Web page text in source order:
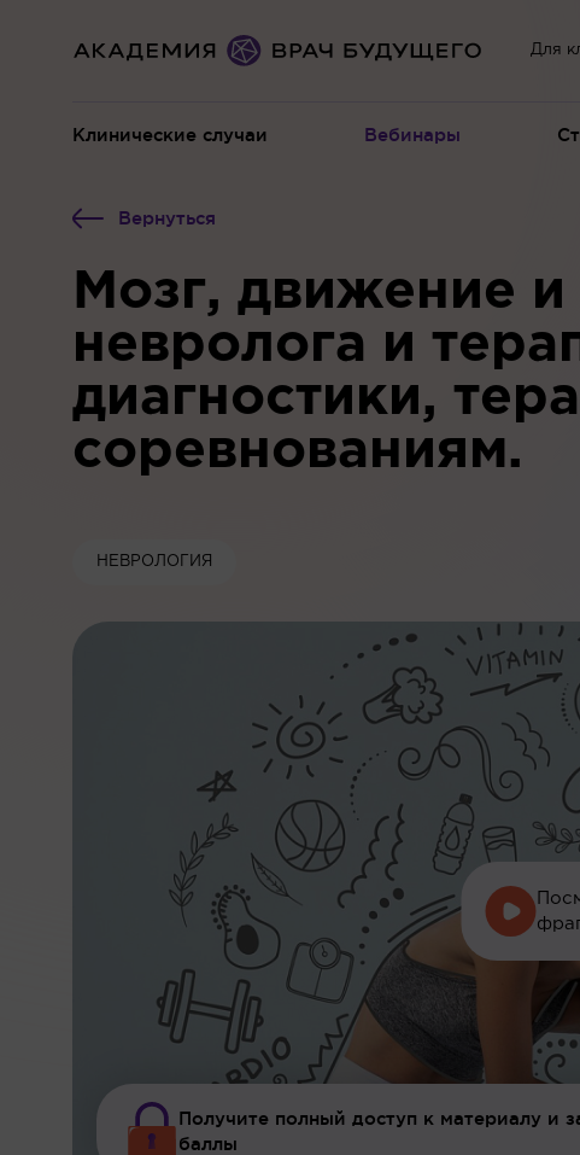
Клинические случаи Вебинары
Для
Вернуться
Мозг, движение
невролога и
диагностики,
соревнованиям.
НЕВРОЛОГИЯ
Получите полный доступ к материалу и
баллы